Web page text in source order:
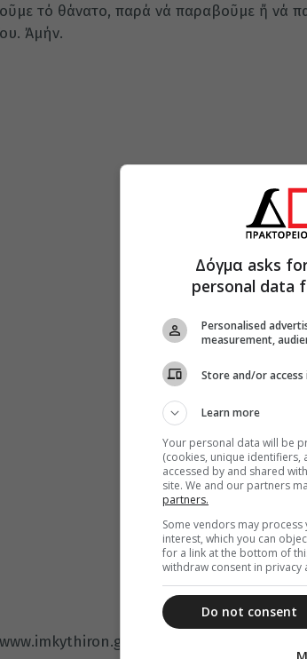
τό θάνατο, παρά νά παραβοῦμε ἤ νά
Ἀμήν.
Δόγμα asks
personal data
Personalised
measurement,
Store and/or
Learn more
Your personal data will be
(cookies, unique identifiers,
accessed by and shared
site. We and our partners
partners.
Some vendors may
interest, which you can
for a link at the bottom of
withdraw consent in privacy
Do not consent